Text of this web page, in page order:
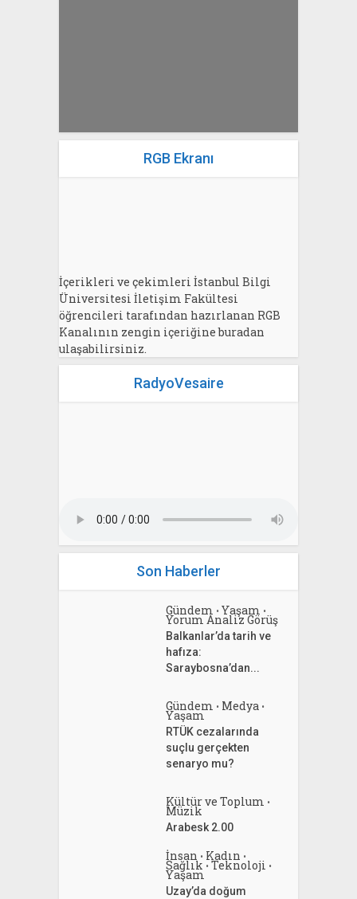
RGB Ekranı
İçerikleri ve çekimleri İstanbul Bilgi
Üniversitesi İletişim Fakültesi
öğrencileri tarafından hazırlanan RGB
Kanalının zengin içeriğine buradan
ulaşabilirsiniz.
RadyoVesaire
Son Haberler
Gündem • Yaşam •
Yorum Analiz Görüş
Balkanlar’da tarih ve
hafıza:
Saraybosna’dan...
Gündem • Medya •
Yaşam
RTÜK cezalarında
suçlu gerçekten
senaryo mu?
Kültür ve Toplum •
Müzik
Arabesk 2.00
İnsan • Kadın •
Sağlık • Teknoloji •
Yaşam
Uzay’da doğum